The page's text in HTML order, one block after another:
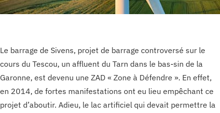
Le barrage de Sivens, projet de barrage controversé sur le
cours du Tescou, un affluent du Tarn dans le bas-sin de la
Garonne, est devenu une ZAD « Zone à Défendre ». En effet,
en 2014, de fortes manifestations ont eu lieu empêchant ce
projet d’aboutir. Adieu, le lac artificiel qui devait permettre la